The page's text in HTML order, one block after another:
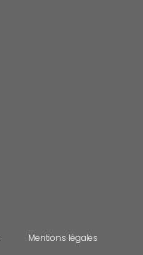
Mentions légales